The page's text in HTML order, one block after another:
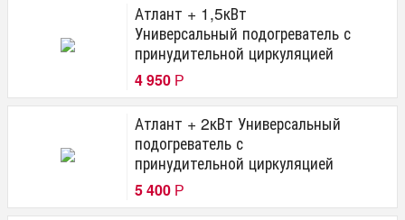
Атлант + 1,5кВт
Универсальный подогреватель с
принудительной циркуляцией
4 950 Р
Атлант + 2кВт Универсальный
подогреватель с
принудительной циркуляцией
5 400 Р